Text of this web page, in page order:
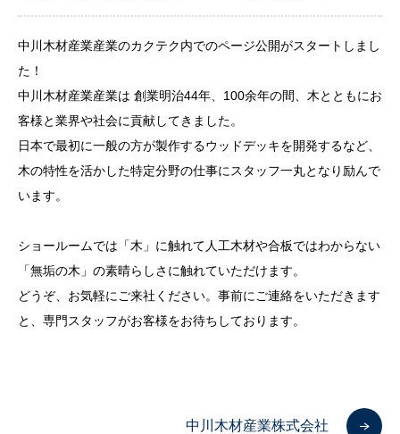
中川木材産業産業のカクテク内でのページ公開がスタートしまし
た！
中川木材産業産業は 創業明治44年、100余年の間、木とともにお
客様と業界や社会に貢献してきました。
日本で最初に一般の方が製作するウッドデッキを開発するなど、
木の特性を活かした特定分野の仕事にスタッフ一丸となり励んで
います。
ショールームでは「木」に触れて人工木材や合板ではわからない
「無垢の木」の素晴らしさに触れていただけます。
どうぞ、お気軽にご来社ください。事前にご連絡をいただきます
と、専門スタッフがお客様をお待ちしております。
中川木材産業株式会社